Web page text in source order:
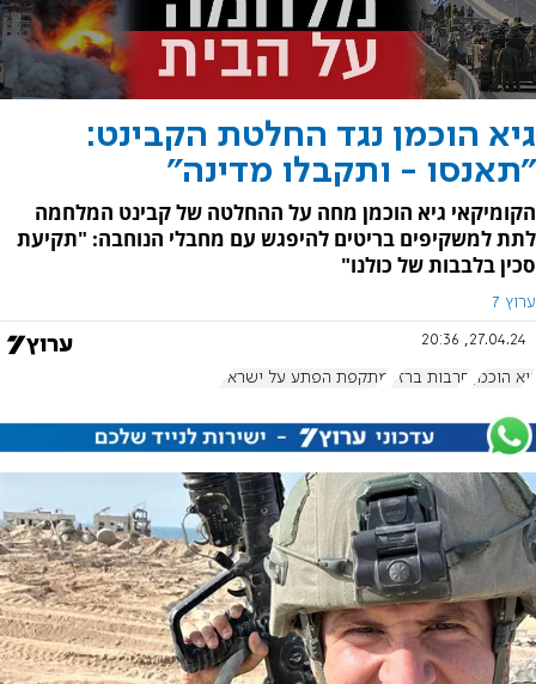
גיא הוכמן נגד החלטת הקבינט:
"תאנסו - ותקבלו מדינה"
הקומיקאי גיא הוכמן מחה על ההחלטה של קבינט המלחמה
לתת למשקיפים בריטים להיפגש עם מחבלי הנוחבה: "תקיעת
סכין בלבבות של כולנו"
ערוץ 7
27.04.24, 20:36
גיא הוכמן חרבות ברזל מתקפת הפתע על ישראל